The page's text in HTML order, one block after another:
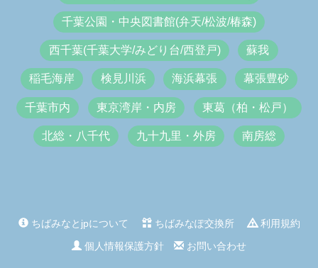
千葉公園・中央図書館(弁天/松波/椿森)
西千葉(千葉大学/みどり台/西登戸) 蘇我
稲毛海岸 検見川浜 海浜幕張 幕張豊砂
千葉市内 東京湾岸・内房 東葛（柏・松戸）
北総・八千代 九十九里・外房 南房総
ちばみなとjpについて ちばみなぽ交換所
利用規約
個人情報保護方針
お問い合わせ